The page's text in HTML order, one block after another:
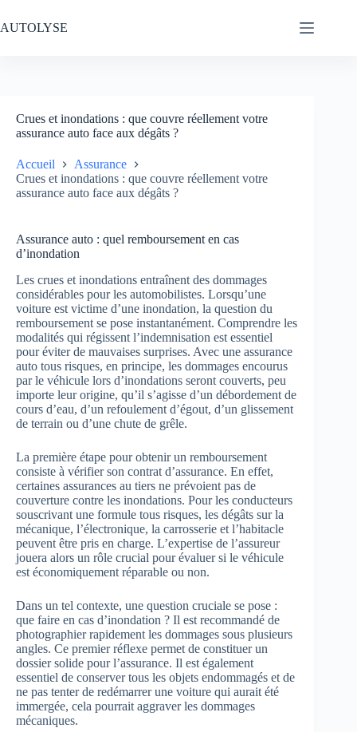
au
contenu
AUTOLYSE
Crues et inondations : que couvre réellement votre
assurance auto face aux dégâts ?
Accueil
Assurance
Crues et inondations : que couvre réellement votre
assurance auto face aux dégâts ?
Assurance auto : quel remboursement en cas
d’inondation
Les crues et inondations entraînent des dommages
considérables pour les automobilistes. Lorsqu’une
voiture est victime d’une inondation, la question du
remboursement se pose instantanément. Comprendre les
modalités qui régissent l’indemnisation est essentiel
pour éviter de mauvaises surprises. Avec une assurance
auto tous risques, en principe, les dommages encourus
par le véhicule lors d’inondations seront couverts, peu
importe leur origine, qu’il s’agisse d’un débordement de
cours d’eau, d’un refoulement d’égout, d’un glissement
de terrain ou d’une chute de grêle.
La première étape pour obtenir un remboursement
consiste à vérifier son contrat d’assurance. En effet,
certaines assurances au tiers ne prévoient pas de
couverture contre les inondations. Pour les conducteurs
souscrivant une formule tous risques, les dégâts sur la
mécanique, l’électronique, la carrosserie et l’habitacle
peuvent être pris en charge. L’expertise de l’assureur
jouera alors un rôle crucial pour évaluer si le véhicule
est économiquement réparable ou non.
Dans un tel contexte, une question cruciale se pose :
que faire en cas d’inondation ? Il est recommandé de
photographier rapidement les dommages sous plusieurs
angles. Ce premier réflexe permet de constituer un
dossier solide pour l’assurance. Il est également
essentiel de conserver tous les objets endommagés et de
ne pas tenter de redémarrer une voiture qui aurait été
immergée, cela pourrait aggraver les dommages
mécaniques.